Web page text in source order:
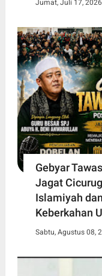
Jumat, Juli 17, 2026
Gebyar
Jagat
Islamiyah
Keberkahan
Sabtu, Agustus 08,